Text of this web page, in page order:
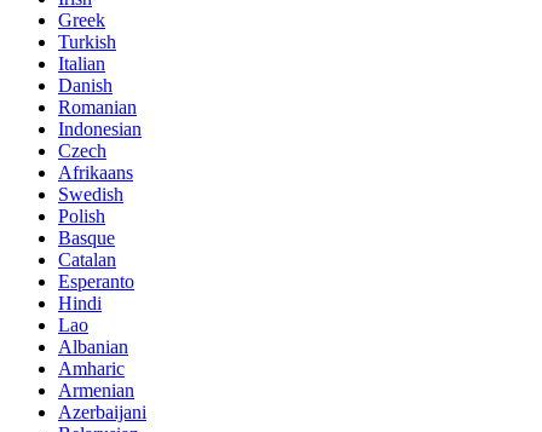
Greek
Turkish
Italian
Danish
Romanian
Indonesian
Czech
Afrikaans
Swedish
Polish
Basque
Catalan
Esperanto
Hindi
Lao
Albanian
Amharic
Armenian
Azerbaijani